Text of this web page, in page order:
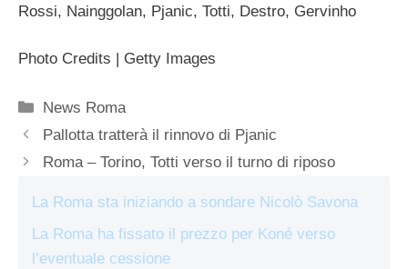
Rossi, Nainggolan, Pjanic, Totti, Destro, Gervinho
Photo Credits | Getty Images
Categorie
News Roma
Pallotta tratterà il rinnovo di Pjanic
Roma – Torino, Totti verso il turno di riposo
La Roma sta iniziando a sondare Nicolò Savona
La Roma ha fissato il prezzo per Koné verso
l’eventuale cessione